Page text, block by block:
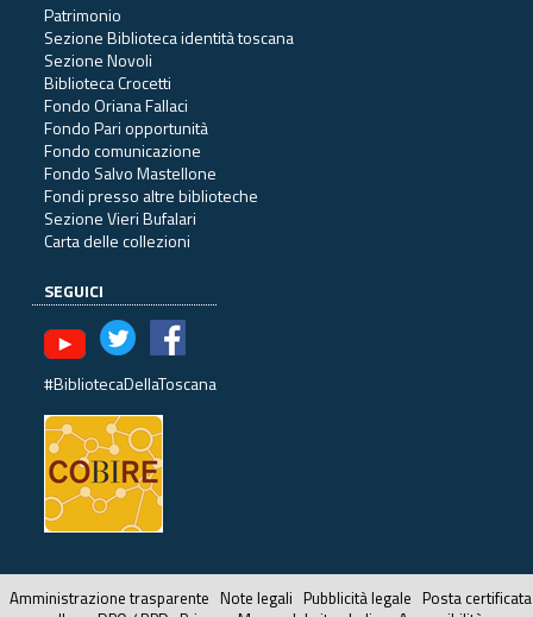
Patrimonio
Sezione Biblioteca identità toscana
Sezione Novoli
Biblioteca Crocetti
Fondo Oriana Fallaci
Fondo Pari opportunità
Fondo comunicazione
Fondo Salvo Mastellone
Fondi presso altre biblioteche
Sezione Vieri Bufalari
Carta delle collezioni
SEGUICI
#BibliotecaDellaToscana
Amministrazione trasparente Note legali Pubblicità legale Posta certificata